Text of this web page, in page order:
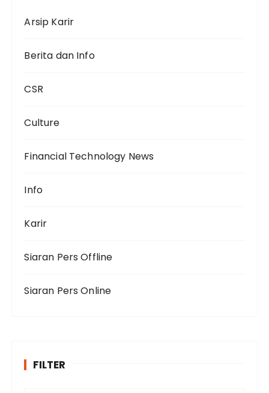
Arsip Karir
Berita dan Info
CSR
Culture
Financial Technology News
Info
Karir
Siaran Pers Offline
Siaran Pers Online
FILTER